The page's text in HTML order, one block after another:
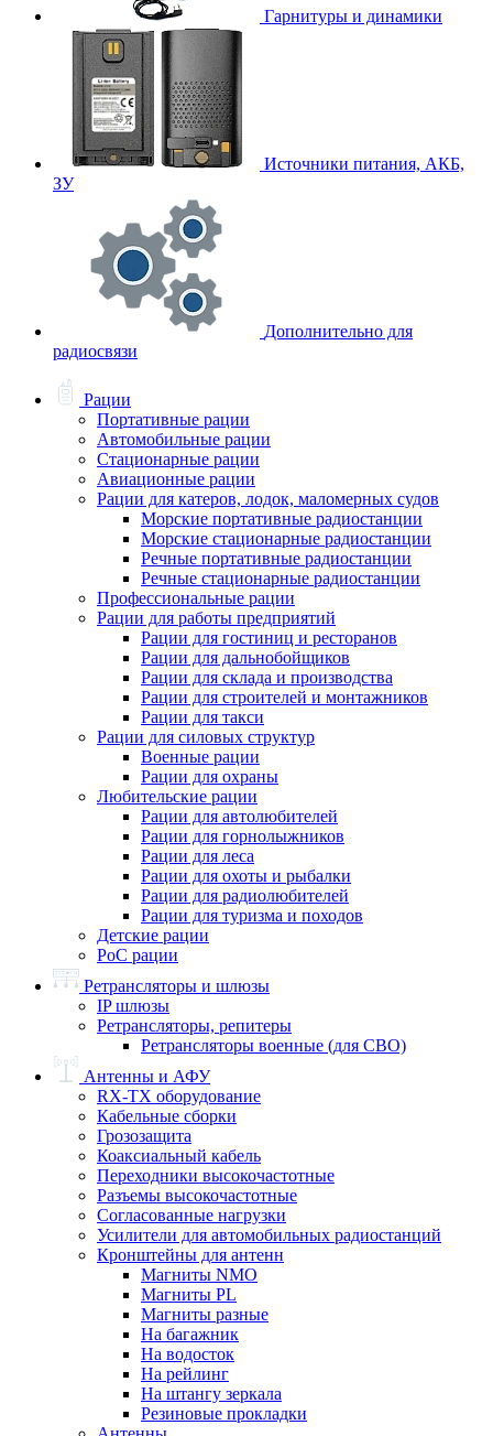
Гарнитуры и динамики
Источники питания, АКБ,
ЗУ
Дополнительно для
радиосвязи
Рации
Портативные рации
Автомобильные рации
Стационарные рации
Авиационные рации
Рации для катеров, лодок, маломерных судов
Морские портативные радиостанции
Морские стационарные радиостанции
Речные портативные радиостанции
Речные стационарные радиостанции
Профессиональные рации
Рации для работы предприятий
Рации для гостиниц и ресторанов
Рации для дальнобойщиков
Рации для склада и производства
Рации для строителей и монтажников
Рации для такси
Рации для силовых структур
Военные рации
Рации для охраны
Любительские рации
Рации для автолюбителей
Рации для горнолыжников
Рации для леса
Рации для охоты и рыбалки
Рации для радиолюбителей
Рации для туризма и походов
Детские рации
PoC рации
Ретрансляторы и шлюзы
IP шлюзы
Ретрансляторы, репитеры
Ретрансляторы военные (для СВО)
Антенны и АФУ
RX-TX оборудование
Кабельные сборки
Грозозащита
Коаксиальный кабель
Переходники высокочастотные
Разъемы высокочастотные
Согласованные нагрузки
Усилители для автомобильных радиостанций
Кронштейны для антенн
Магниты NMO
Магниты PL
Магниты разные
На багажник
На водосток
На рейлинг
На штангу зеркала
Резиновые прокладки